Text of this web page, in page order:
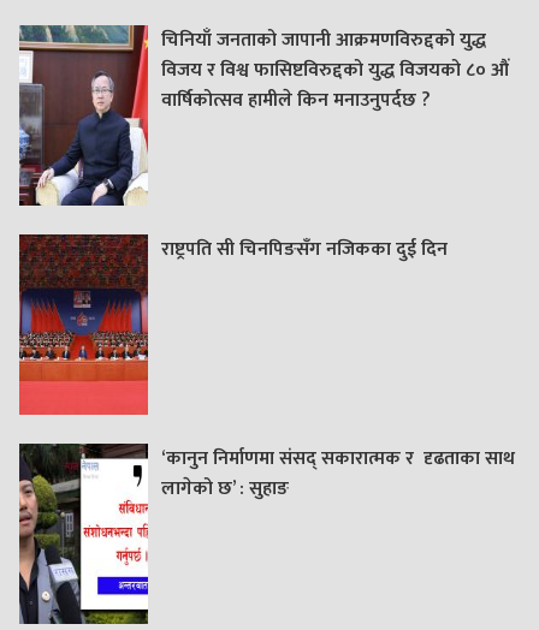
चिनियाँ जनताको जापानी आक्रमणविरुद्दको युद्ध
विजय र विश्व फासिष्टविरुद्दको युद्ध विजयको ८० औं
वार्षिकोत्सव हामीले किन मनाउनुपर्दछ ?
राष्ट्रपति सी चिनपिङसँग नजिकका दुई दिन
‘कानुन निर्माणमा संसद् सकारात्मक र दृढताका साथ
लागेको छ’ : सुहाङ